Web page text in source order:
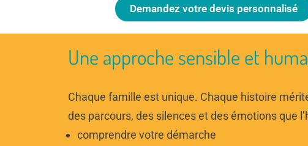
Demandez votre devis personnalisé
Une approche sensible et
Chaque famille est unique. Chaque histoire
des parcours, des silences et des émotions que
comprendre votre démarche